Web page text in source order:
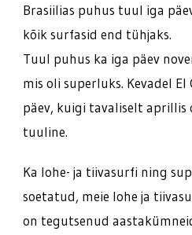
Brasiilias puhus tuul iga
kõik surfasid end tühjaks.
Tuul puhus ka iga päev
mis oli superluks. Kevadel
päev, kuigi tavaliselt aprillis
tuuline.
Ka lohe- ja tiivasurfi ning
soetatud, meie lohe ja
on tegutsenud